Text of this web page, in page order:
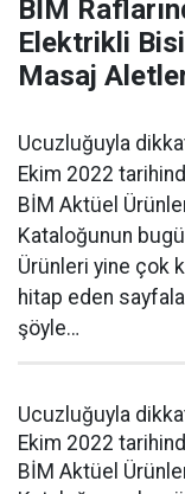
BİM
Elektrikli
Masaj
Ucuzluğuyla
Ekim 2022
BİM Aktüel
Kataloğunun
Ürünleri yine çok
hitap eden
şöyle…
Ucuzluğuyla
Ekim 2022
BİM Aktüel